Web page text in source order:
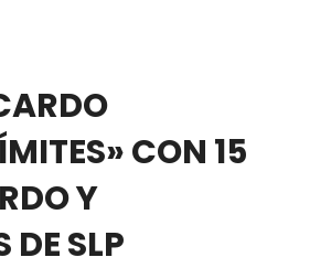
CON 15
Y
DE SLP